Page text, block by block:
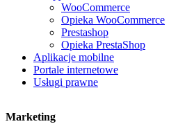
WooCommerce
Opieka WooCommerce
Prestashop
Opieka PrestaShop
Aplikacje mobilne
Portale internetowe
Usługi prawne
Marketing